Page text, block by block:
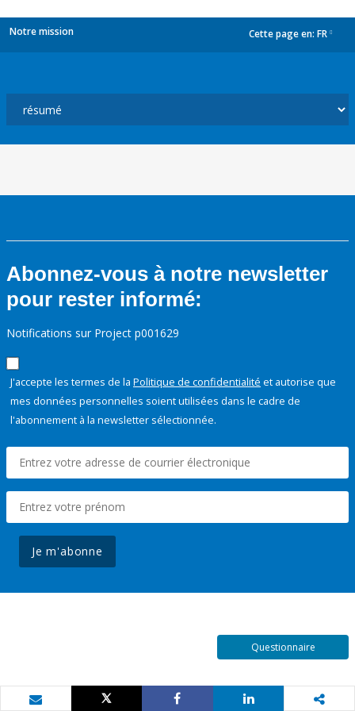
Notre mission Cette page en: FR
Abonnez-vous à notre newsletter
pour rester informé:
Notifications sur Project p001629
J'accepte les termes de la Politique de confidentialité et autorise que
mes données personnelles soient utilisées dans le cadre de
l'abonnement à la newsletter sélectionnée.
Je m'abonne
Questionnaire